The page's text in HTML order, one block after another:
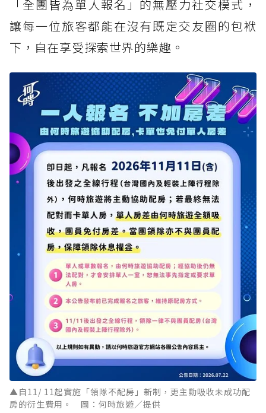
「全團皆為單人報名」的無壓力社交模式，
讓每一位旅客都能在沒有既定交友圈的包袱
下，自在享受探索世界的樂趣。
▲自11/ 11起實施「領隊不配房」新制，更主動吸收未成功配
房的衍生費用。 圖：何時旅遊／提供